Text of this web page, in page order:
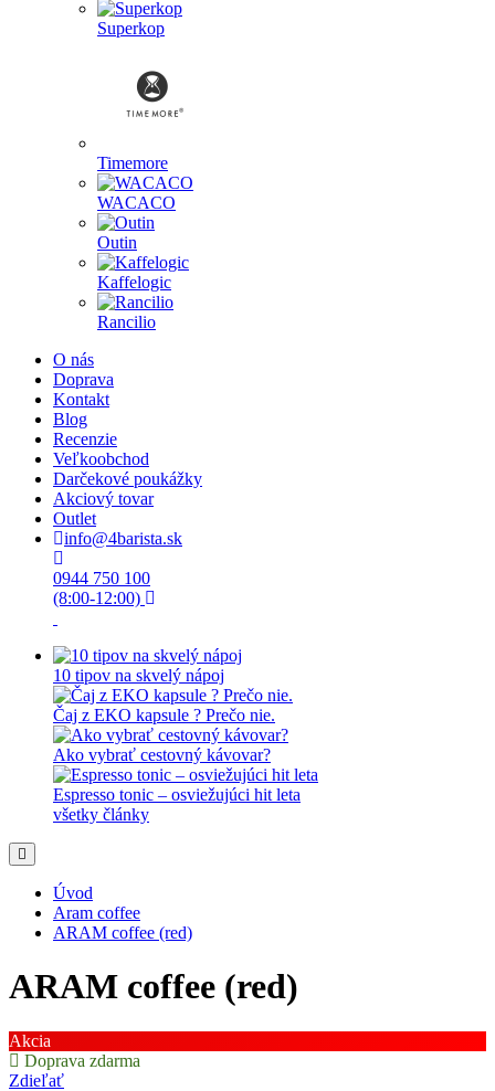
Superkop
Timemore
WACACO
Outin
Kaffelogic
Rancilio
O nás
Doprava
Kontakt
Blog
Recenzie
Veľkoobchod
Darčekové poukážky
Akciový tovar
Outlet
info@4barista.sk
0944 750 100
(8:00-12:00)
10 tipov na skvelý nápoj
Čaj z EKO kapsule ? Prečo nie.
Ako vybrať cestovný kávovar?
Espresso tonic – osviežujúci hit leta
všetky články
Úvod
Aram coffee
ARAM coffee (red)
ARAM coffee (red)
Akcia
Doprava zdarma
Zdieľať